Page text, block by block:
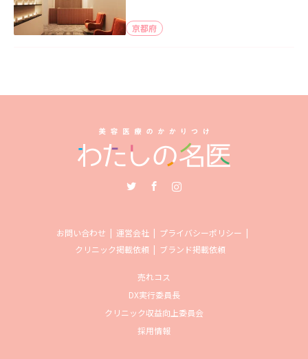
京都府
お問い合わせ 運営会社
プライバシーポリシー
クリニック掲載依頼
ブランド掲載依頼
売れコス
DX実行委員長
クリニック収益向上委員会
採用情報